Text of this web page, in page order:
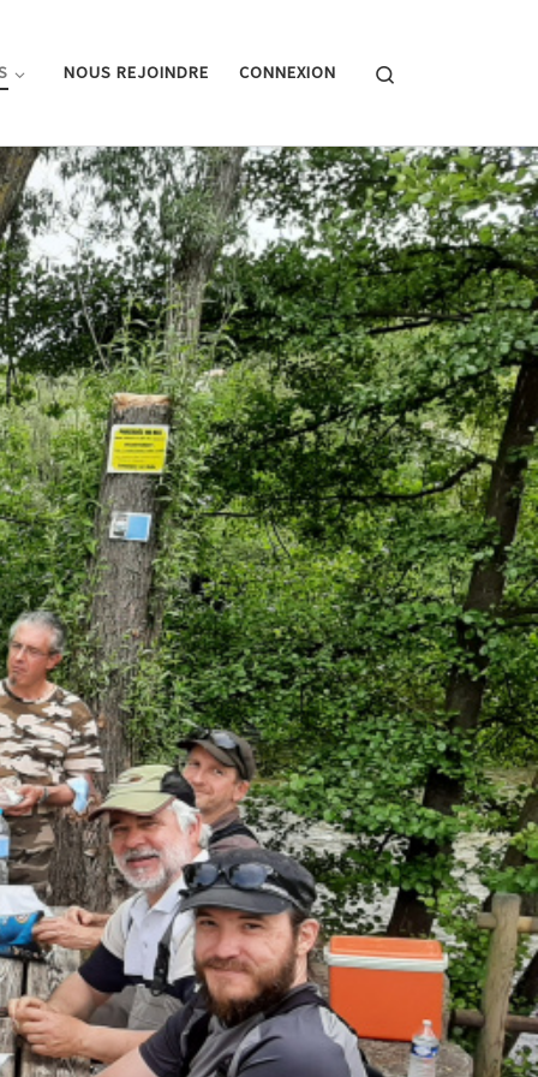
NOUS REJOINDRE CONNEXION